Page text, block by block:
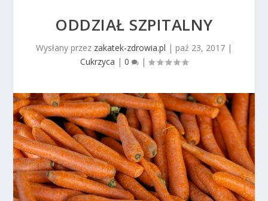
ODDZIAŁ SZPITALNY
Wysłany przez zakatek-zdrowia.pl | paź 23, 2017 |
Cukrzyca | 0 |